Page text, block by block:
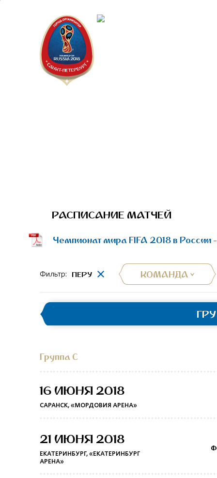
РАСПИСАНИЕ МАТЧЕЙ
Чемпионат мира FIFA 2018 в России
Фильтр: ПЕРУ КОМАНДА
Группа C
16 ИЮНЯ 2018
САРАНСК, «МОРДОВИЯ АРЕНА»
21 ИЮНЯ 2018
ЕКАТЕРИНБУРГ, «ЕКАТЕРИНБУРГ
АРЕНА»